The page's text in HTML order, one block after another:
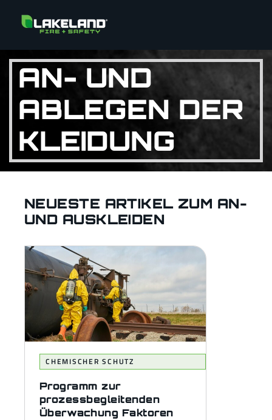
AN- UND
ABLEGEN DER
KLEIDUNG
NEUESTE ARTIKEL ZUM AN-
UND AUSKLEIDEN
CHEMISCHER SCHUTZ
Programm zur
prozessbegleitenden
Überwachung Faktoren